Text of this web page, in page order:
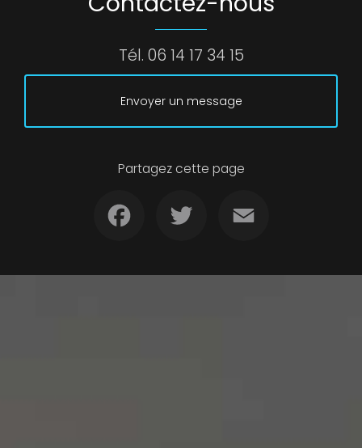
Tél. 06 14 17 34 15
Envoyer un message
Partagez cette page